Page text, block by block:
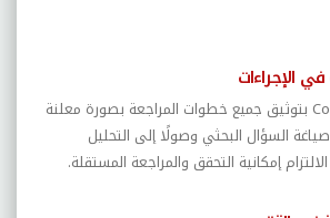
بتوثيق جميع خطوات المراجعة بصورة معلنة
صياغة السؤال البحثي وصولًا إلى التحليل
إمكانية التحقق والمراجعة المستقلة.